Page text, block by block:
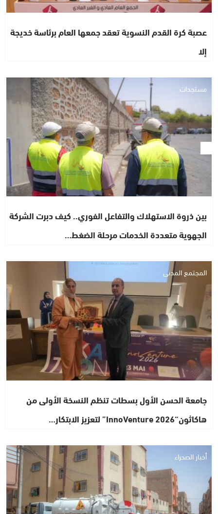
عصبة كرة القدم النسوية تعقد جمعها العام برئاسة خديجة
إلا
مستجدات
بين ذروة الاستهلاك والتفاعل الفوري.. كيف دبرت الشركة
الجهوية متعددة الخدمات مرحلة الضغط…
المجتمع المدني
جامعة الحسن الأول بسطات تنظم النسخة الأولى من
هاكاثون“InnoVenture 2026” لتعزيز الابتكار…
أخبار الصحراء